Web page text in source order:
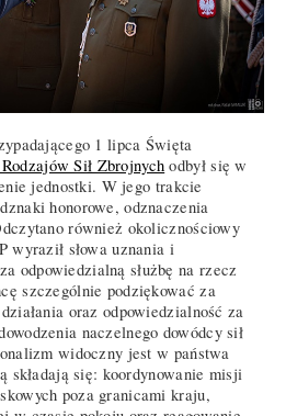
1 lipca Święta
Sił Zbrojnych odbył się w
jednostki. W jego trakcie
honorowe, odznaczenia
również okolicznościowy
słowa uznania i
odpowiedzialną służbę na rzecz
szczególnie podziękować za
oraz odpowiedzialność za
naczelnego dowódcy sił
widoczny jest w państwa
składają się: koordynowanie misji
poza granicami kraju,